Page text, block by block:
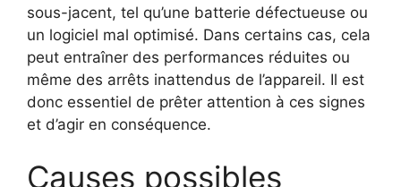
sous-jacent, tel qu’une batterie défectueuse ou
un logiciel mal optimisé. Dans certains cas, cela
peut entraîner des performances réduites ou
même des arrêts inattendus de l’appareil. Il est
donc essentiel de prêter attention à ces signes
et d’agir en conséquence.
Causes possibles